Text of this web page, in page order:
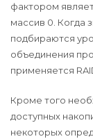
фактором
массив 0. Когда
подбираются
объединения
применяется
Кроме того
доступных
некоторых